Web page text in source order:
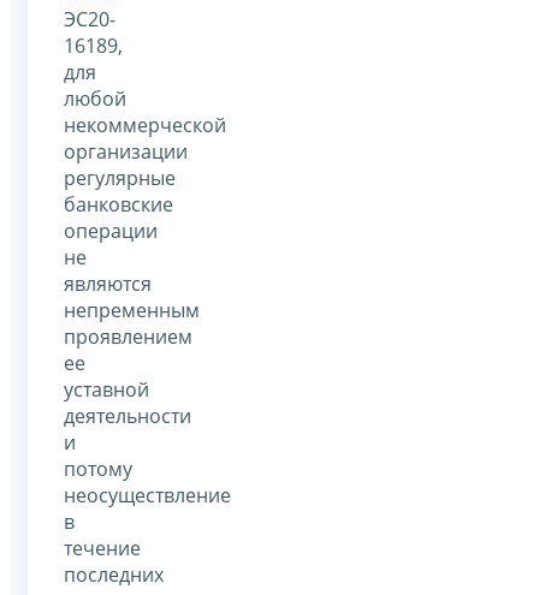
ЭС20-
16189,
для
любой
некоммерческой
организации
регулярные
банковские
операции
не
являются
непременным
проявлением
ее
уставной
деятельности
и
потому
неосуществление
в
течение
последних